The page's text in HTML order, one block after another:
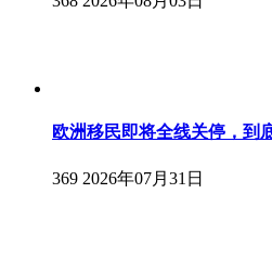
欧洲移民即将全线关停，到
369 2026年07月31日